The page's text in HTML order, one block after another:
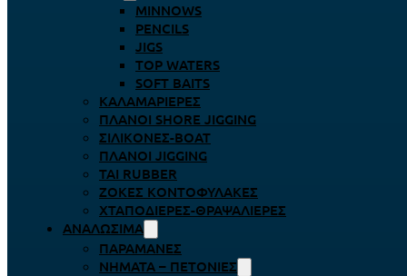
MINNOWS
PENCILS
JIGS
TOP WATERS
SOFT BAITS
ΚΑΛΑΜΑΡΙΈΡΕΣ
ΠΛΆΝΟΙ SHORE JIGGING
ΣΙΛΙΚΌΝΕΣ-BOAT
ΠΛΆΝΟΙ JIGGING
TAI RUBBER
ΖΌΚΕΣ ΚΟΝΤΟΦΎΛΑΚΕΣ
ΧΤΑΠΟΔΙΈΡΕΣ-ΘΡΑΨΑΛΙΈΡΕΣ
ΑΝΑΛΏΣΙΜΑ
ΠΑΡΑΜΆΝΕΣ
ΝΉΜΑΤΑ – ΠΕΤΟΝΙΈΣ